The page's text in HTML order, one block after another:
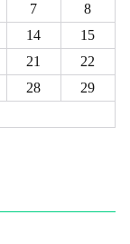
7
8
14
15
21
22
28
29